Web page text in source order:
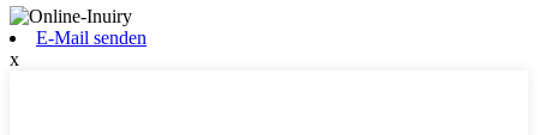
E-Mail senden
x